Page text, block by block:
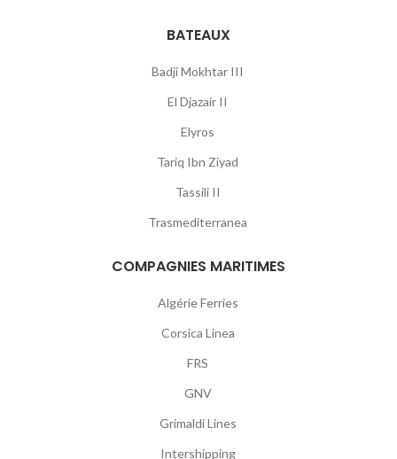
BATEAUX
Badji Mokhtar III
El Djazair II
Elyros
Tariq Ibn Ziyad
Tassili II
Trasmediterranea
COMPAGNIES MARITIMES
Algérie Ferries
Corsica Linea
FRS
GNV
Grimaldi Lines
Intershipping